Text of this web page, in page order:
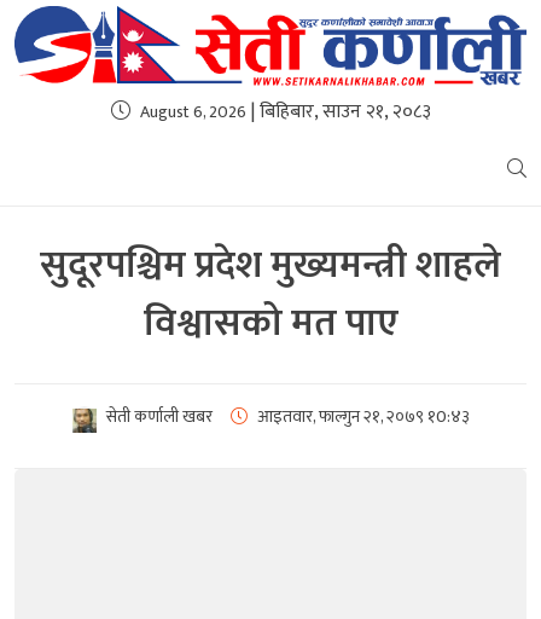
August 6, 2026 | बिहिबार, साउन २१, २०८३
सुदूरपश्चिम प्रदेश मुख्यमन्त्री शाहले
विश्वासको मत पाए
सेती कर्णाली खबर आइतवार, फाल्गुन २१, २०७९ १0:४३